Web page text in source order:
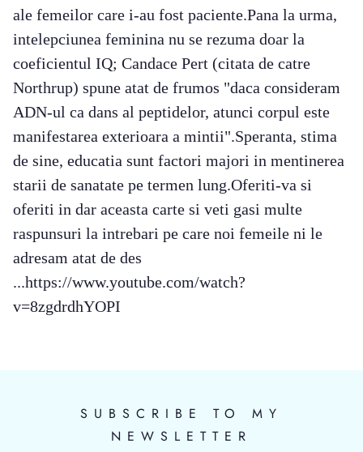
ale femeilor care i-au fost paciente.Pana la urma,
intelepciunea feminina nu se rezuma doar la
coeficientul IQ; Candace Pert (citata de catre
Northrup) spune atat de frumos "daca consideram
ADN-ul ca dans al peptidelor, atunci corpul este
manifestarea exterioara a mintii".Speranta, stima
de sine, educatia sunt factori majori in mentinerea
starii de sanatate pe termen lung.Oferiti-va si
oferiti in dar aceasta carte si veti gasi multe
raspunsuri la intrebari pe care noi femeile ni le
adresam atat de des
...https://www.youtube.com/watch?
v=8zgdrdhYOPI
SUBSCRIBE TO MY
NEWSLETTER